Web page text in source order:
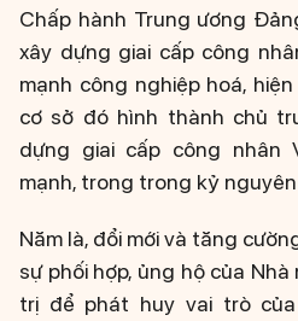
Chấp hành Trung ương
xây dựng giai cấp công
mạnh công nghiệp hoá,
cơ sở đó hình thành chủ
dựng giai cấp công nhân
mạnh, trong trong kỷ
Năm là, đổi mới và tăng
sự phối hợp, ủng hộ của
trị để phát huy vai trò